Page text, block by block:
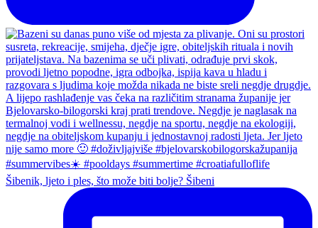
Šibenik, ljeto i ples, što može biti bolje? Šibeni